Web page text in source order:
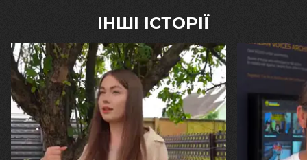
ІНШІ ІСТОРІЇ